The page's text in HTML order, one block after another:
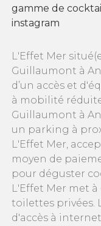
gamme de
instagram
L'Effet Mer
Guillaumont à
d’un accès et
à mobilité
Guillaumont à
un parking à
L'Effet Mer,
moyen de
pour déguster
L'Effet Mer met
toilettes privées.
d'accès à